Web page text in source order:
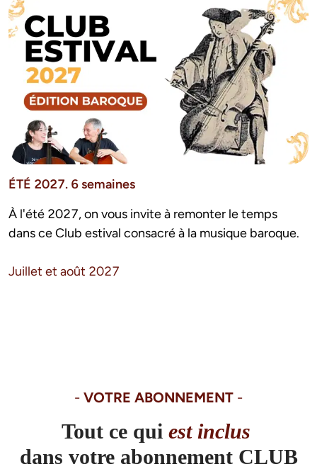
ÉTÉ 2027. 6 semaines
À l'été 2027, on vous invite à remonter le temps
dans ce Club estival consacré à la musique baroque.
Juillet et août 2027
- VOTRE ABONNEMENT -
Tout ce qui est inclus
dans votre abonnement CLUB